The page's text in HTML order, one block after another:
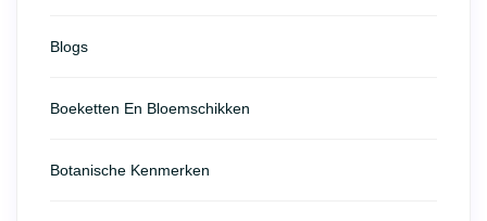
Blogs
Boeketten En Bloemschikken
Botanische Kenmerken